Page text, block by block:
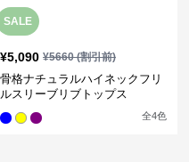
SALE
¥5,090 ¥5660(割引前)
骨格ナチュラルハイネックフリ
ルスリーブリブトップス
全4色